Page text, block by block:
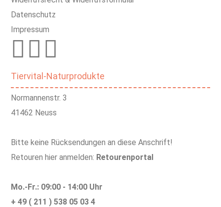
Datenschutz
Impressum
Tiervital-Naturprodukte
Normannenstr. 3
41462 Neuss
Bitte keine Rücksendungen an diese Anschrift!
Retouren hier anmelden: Retourenportal
Mo.-Fr.: 09:00 - 14:00 Uhr
+ 49 ( 211 ) 538 05 03 4